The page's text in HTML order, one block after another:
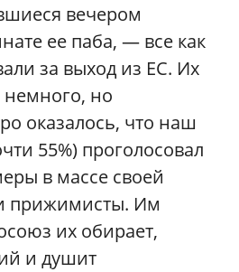
вечером
ее паба, — все как
за выход из ЕС. Их
немного, но
оказалось, что наш
55%) проголосовал
в массе своей
прижимисты. Им
их обирает,
и душит